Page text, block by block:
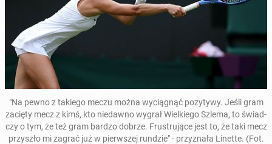
"Na pewno z takiego meczu można wy­cią­gnąć po­zy­ty­wy. Jeśli gram
zacięty mecz z kimś, kto nie­daw­no wygrał Wiel­kie­go Szlema, to świad­
czy o tym, że też gram bardzo dobrze. Fru­stru­ją­ce jest to, że taki mecz
przy­szło mi zagrać już w pierw­szej rundzie" - przy­zna­ła Linette. (Fot.